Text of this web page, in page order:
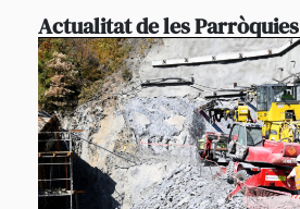
Actualitat de les Parròquies